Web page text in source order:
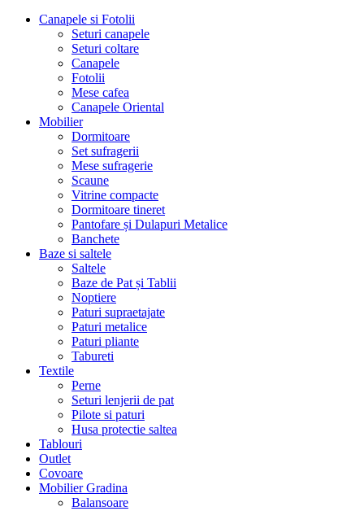
Canapele si Fotolii
Seturi canapele
Seturi coltare
Canapele
Fotolii
Mese cafea
Canapele Oriental
Mobilier
Dormitoare
Set sufragerii
Mese sufragerie
Scaune
Vitrine compacte
Dormitoare tineret
Pantofare și Dulapuri Metalice
Banchete
Baze si saltele
Saltele
Baze de Pat și Tablii
Noptiere
Paturi supraetajate
Paturi metalice
Paturi pliante
Tabureti
Textile
Perne
Seturi lenjerii de pat
Pilote si paturi
Husa protectie saltea
Tablouri
Outlet
Covoare
Mobilier Gradina
Balansoare